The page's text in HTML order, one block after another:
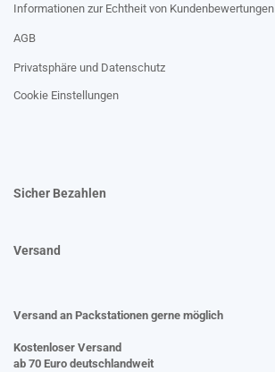
Informationen zur Echtheit von Kundenbewertungen
AGB
Privatsphäre und Datenschutz
Cookie Einstellungen
Sicher Bezahlen
Versand
Versand an Packstationen gerne möglich
Kostenloser Versand
ab 70 Euro deutschlandweit